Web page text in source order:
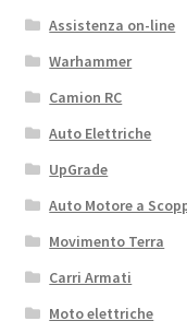
Assistenza on-line
Warhammer
Camion RC
Auto Elettriche
UpGrade
Auto Motore a
Movimento Terra
Carri Armati
Moto elettriche